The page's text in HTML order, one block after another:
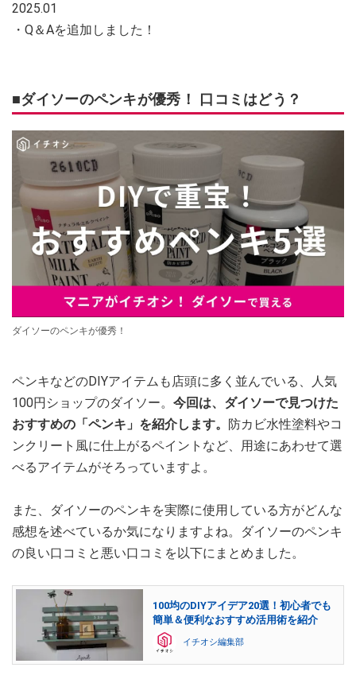
2025.01
・Q＆Aを追加しました！
■ダイソーのペンキが優秀！ 口コミはどう？
ダイソーのペンキが優秀！
ペンキなどのDIYアイテムも店頭に多く並んでいる、人気
100円ショップのダイソー。 今回は、ダイソーで見つけた
おすすめの「ペンキ」を紹介します。 防カビ水性塗料やコ
ンクリート風に仕上がるペイントなど、用途にあわせて選
べるアイテムがそろっていますよ。
また、ダイソーのペンキを実際に使用している方がどんな
感想を述べているか気になりますよね。ダイソーのペンキ
の良い口コミと悪い口コミを以下にまとめました。
100均のDIYアイデア20選！初心者でも
簡単＆便利なおすすめ活用術を紹介
イチオシ編集部